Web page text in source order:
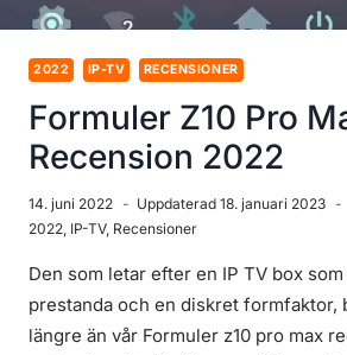
2022 IP-TV RECENSIONER
Formuler Z10 Pro
Recension 2022
14. juni 2022 Uppdaterad 18. januari 2023
2022, IP-TV, Recensioner
Den som letar efter en IP TV box
prestanda och en diskret formfaktor,
längre än vår Formuler z10 pro max